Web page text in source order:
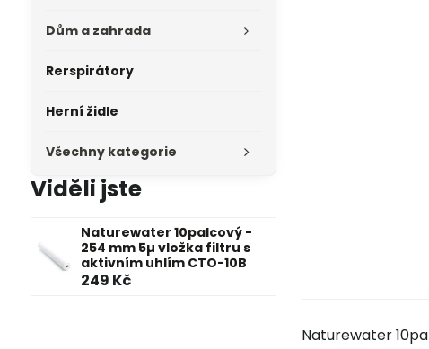
Naturewater
Dům a zahrada
Rerspirátory
Herní židle
Všechny kategorie
Viděli jste
Naturewater 10palcový -
254 mm 5µ vložka filtru s
aktivním uhlím CTO-10B
249 Kč